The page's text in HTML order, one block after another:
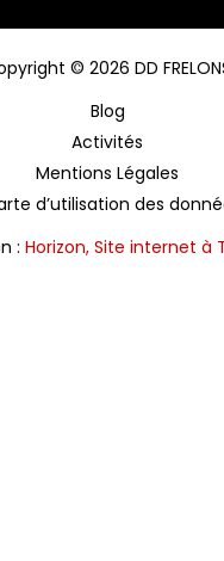
© 2026 DD
Blog
Activités
Mentions Légales
d’utilisation des
: Horizon, Site internet à